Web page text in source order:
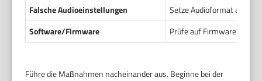
Falsche Audioeinstellungen
Setze Audioformat auf
Software/Firmware
Prüfe auf Firmware-
Führe die Maßnahmen nacheinander aus. Beginne bei der